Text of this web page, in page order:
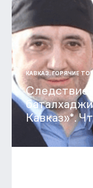
КАВКАЗ. ГОРЯЧИЕ
Следствие
Кавказ»*.